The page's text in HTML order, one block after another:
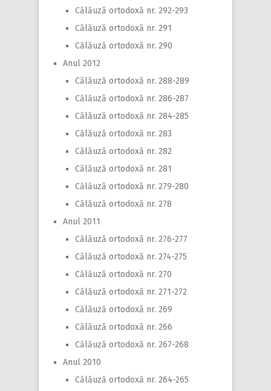
Călăuză ortodoxă nr. 292-293
Călăuză ortodoxă nr. 291
Călăuză ortodoxă nr. 290
Anul 2012
Călăuză ortodoxă nr. 288-289
Călăuză ortodoxă nr. 286-287
Călăuză ortodoxă nr. 284-285
Călăuză ortodoxă nr. 283
Călăuză ortodoxă nr. 282
Călăuză ortodoxă nr. 281
Călăuză ortodoxă nr. 279-280
Călăuză ortodoxă nr. 278
Anul 2011
Călăuză ortodoxă nr. 276-277
Călăuză ortodoxă nr. 274-275
Călăuză ortodoxă nr. 270
Călăuză ortodoxă nr. 271-272
Călăuză ortodoxă nr. 269
Călăuză ortodoxă nr. 266
Călăuză ortodoxă nr. 267-268
Anul 2010
Călăuză ortodoxă nr. 264-265